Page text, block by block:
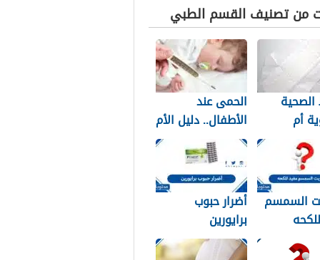
من تصنيف القسم الطبي
أم
دليلك
النوع
لبشرتك
الحمى عند
الأطفال.. دليل الأم
للتعامل الآمن في
المنزل
السمسم
أضرار حبوب
برايورين